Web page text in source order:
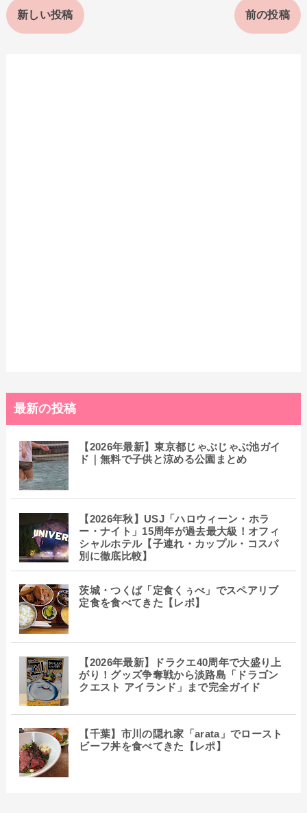
新しい投稿 前の投稿
最新の投稿
【2026年最新】東京都じゃぶじゃぶ池ガイ
ド｜無料で子供と涼める公園まとめ
【2026年秋】USJ「ハロウィーン・ホラ
ー・ナイト」15周年が過去最大級！オフィ
シャルホテル【子連れ・カップル・コスパ
別に徹底比較】
茨城・つくば「定食くぅべ」でスペアリブ
定食を食べてきた【レポ】
【2026年最新】ドラクエ40周年で大盛り上
がり！グッズ争奪戦から淡路島「ドラゴン
クエスト アイランド」まで完全ガイド
【千葉】市川の隠れ家「arata」でロースト
ビーフ丼を食べてきた【レポ】